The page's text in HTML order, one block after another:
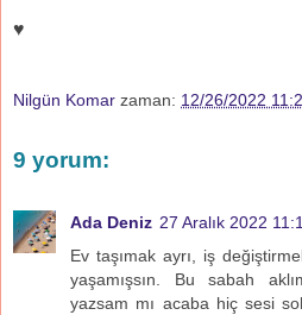
♥
Nilgün Komar zaman: 12/26/2022
9 yorum:
Ada Deniz 27 Aralık 2022
Ev taşımak ayrı, iş
yaşamışsın. Bu sabah
yazsam mı acaba hiç sesi